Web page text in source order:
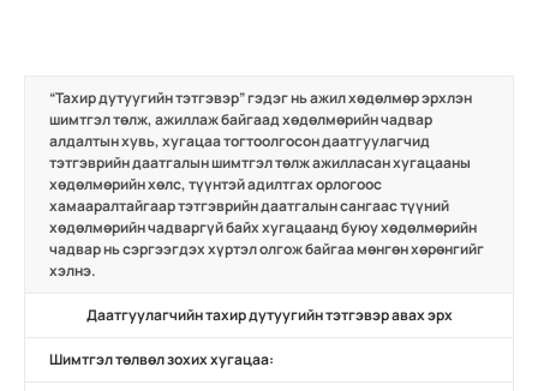
“Тахир дутуугийн тэтгэвэр”гэдэг нь ажил хөдөлмөр эрхлэн
шимтгэл төлж, ажиллаж байгаад хөдөлмөрийн чадвар
алдалтын хувь, хугацаа тогтоолгосон даатгуулагчид
тэтгэврийн даатгалын шимтгэл төлж ажилласан хугацааны
хөдөлмөрийн хөлс, түүнтэй адилтгах орлогоос
хамааралтайгаар тэтгэврийн даатгалын сангаас түүний
хөдөлмөрийн чадваргүй байх хугацаанд буюу хөдөлмөрийн
чадвар нь сэргээгдэх хүртэл олгож байгаа мөнгөн хөрөнгийг
хэлнэ.
Даатгуулагчийн тахир дутуугийн тэтгэвэр авах эрх
Шимтгэл төлвөл зохих хугацаа: